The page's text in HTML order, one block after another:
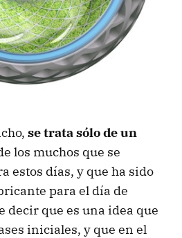
se trata sólo de un
los muchos que se
estos días, y que ha sido
para el día de
decir que es una idea que
iniciales, y que en el